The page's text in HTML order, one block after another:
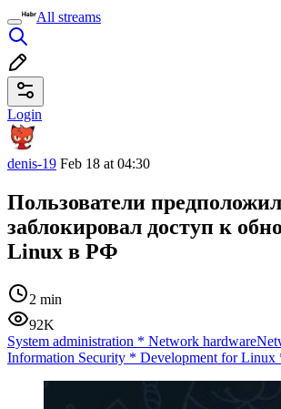
All streams
Login
denis-19 Feb 18 at 04:30
Пользователи
заблокировал доступ к
Linux в РФ
2 min
92K
System administration * Network hardware
Information Security * Development for Linux